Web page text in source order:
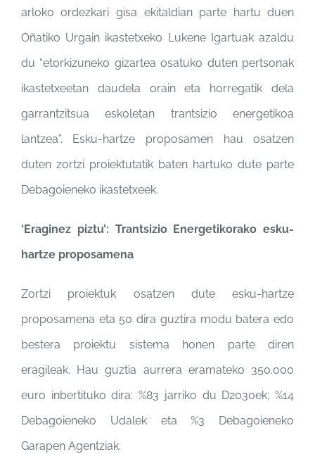
arloko ordezkari gisa ekitaldian parte hartu duen
Oñatiko Urgain ikastetxeko Lukene Igartuak azaldu
du “etorkizuneko gizartea osatuko duten pertsonak
ikastetxeetan daudela orain eta horregatik dela
garrantzitsua eskoletan trantsizio energetikoa
lantzea”. Esku-hartze proposamen hau osatzen
duten zortzi proiektutatik baten hartuko dute parte
Debagoieneko ikastetxeek.
‘Eraginez piztu’: Trantsizio Energetikorako esku-
hartze proposamena
Zortzi proiektuk osatzen dute esku-hartze
proposamena eta 50 dira guztira modu batera edo
bestera proiektu sistema honen parte diren
eragileak. Hau guztia aurrera eramateko 350.000
euro inbertituko dira: %83 jarriko du D2030ek; %14
Debagoieneko Udalek eta %3 Debagoieneko
Garapen Agentziak.